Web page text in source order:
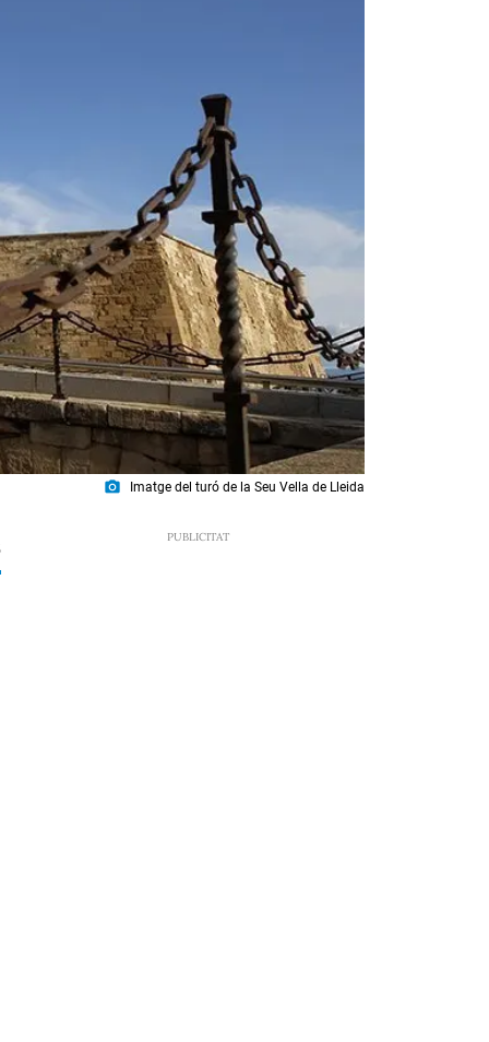
photo_camera Imatge del turó de la Seu Vella de Lleida